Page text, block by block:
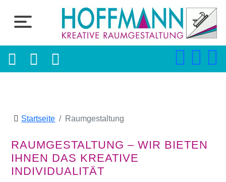
Startseite Raumgestaltung
RAUMGESTALTUNG – WIR BIETEN
IHNEN DAS KREATIVE
INDIVIDUALITÄT